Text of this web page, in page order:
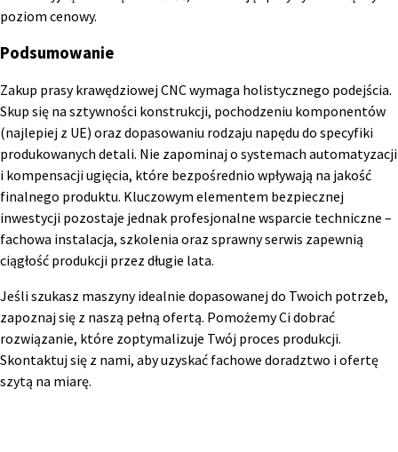
poziom cenowy.
Podsumowanie
Zakup prasy krawędziowej CNC wymaga holistycznego podejścia.
Skup się na sztywności konstrukcji, pochodzeniu komponentów
(najlepiej z UE) oraz dopasowaniu rodzaju napędu do specyfiki
produkowanych detali. Nie zapominaj o systemach automatyzacji
i kompensacji ugięcia, które bezpośrednio wpływają na jakość
finalnego produktu. Kluczowym elementem bezpiecznej
inwestycji pozostaje jednak profesjonalne wsparcie techniczne –
fachowa instalacja, szkolenia oraz sprawny serwis zapewnią
ciągłość produkcji przez długie lata.
Jeśli szukasz maszyny idealnie dopasowanej do Twoich potrzeb,
zapoznaj się z naszą pełną ofertą. Pomożemy Ci dobrać
rozwiązanie, które zoptymalizuje Twój proces produkcji.
Skontaktuj się z nami, aby uzyskać fachowe doradztwo i ofertę
szytą na miarę.